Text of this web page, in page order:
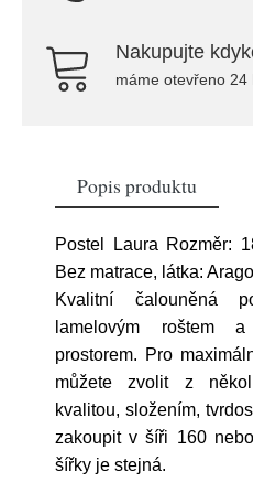
Nakupujte
máme otevřeno 24
Popis produktu
Postel Laura Rozměr:
Bez matrace, látka:
Kvalitní čalouněná
lamelovým roštem
prostorem. Pro
můžete zvolit z
kvalitou, složením,
zakoupit v šíři 160
šířky je stejná.